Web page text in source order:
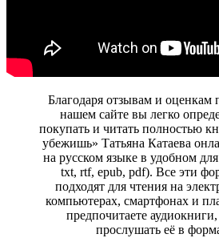
Благодаря отзывам и оценкам
нашем сайте вы легко
покупать и читать полностью
убежишь» Татьяна Катаева
на русском языке в удобном
txt, rtf, epub, pdf). Все эти
подходят для чтения на
компьютерах, смартфонах и
предпочитаете
прослушать её в